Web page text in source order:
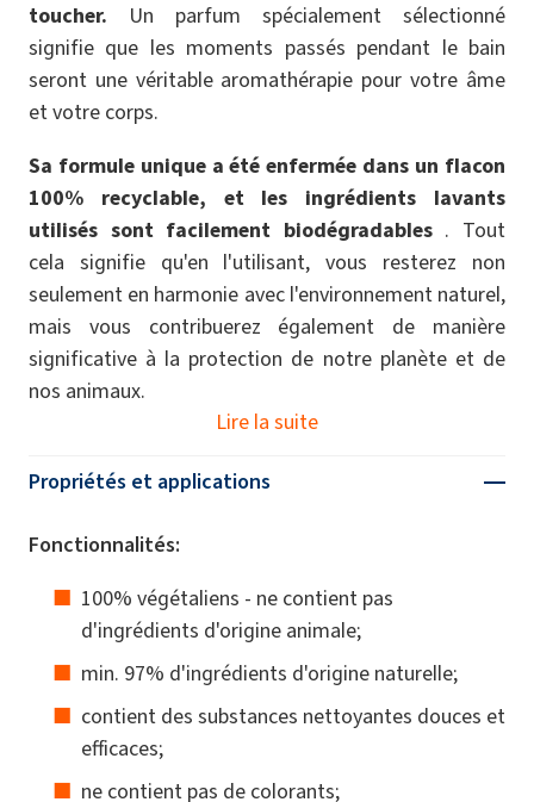
toucher. Un parfum spécialement sélectionné
signifie que les moments passés pendant le bain
seront une véritable aromathérapie pour votre âme
et votre corps.
Sa formule unique a été enfermée dans un flacon
100% recyclable, et les ingrédients lavants
utilisés sont facilement biodégradables. Tout
cela signifie qu'en l'utilisant, vous resterez non
seulement en harmonie avec l'environnement naturel,
mais vous contribuerez également de manière
significative à la protection de notre planète et de
nos animaux.
Lire la suite
Propriétés et applications
Fonctionnalités:
100% végétaliens - ne contient pas
d'ingrédients d'origine animale;
min. 97% d'ingrédients d'origine naturelle;
contient des substances nettoyantes douces et
efficaces;
ne contient pas de colorants;